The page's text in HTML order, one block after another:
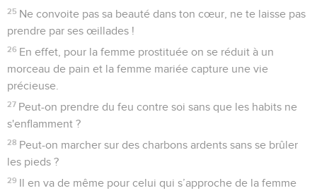
25 Ne convoite pas sa beauté dans ton cœur, ne te laisse pas
prendre par ses œillades !
26 En effet, pour la femme prostituée on se réduit à un
morceau de pain et la femme mariée capture une vie
précieuse.
27 Peut-on prendre du feu contre soi sans que les habits ne
s'enflamment ?
28 Peut-on marcher sur des charbons ardents sans se brûler
les pieds ?
29 Il en va de même pour celui qui s’approche de la femme